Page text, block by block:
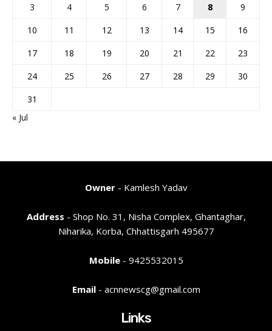
3
4 5 6 7 8
9
10
11 12 13 14 15
16
17
18 19 20 21 22
23
24
25 26 27 28 29
30
31
« Jul
Owner- Kamlesh Yadav
Address - Shop No. 31, Nisha Complex, Ghantaghar,
Niharika, Korba, Chhattisgarh 495677
Mobile- 9425532015
Email- acnnewscg@gmail.com
Links